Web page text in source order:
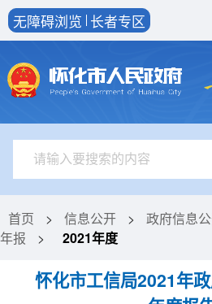
无障碍浏览 长者专区
首页 > 信息公开 > 政府信息
年报
> 2021年度
怀化市工信局2021年